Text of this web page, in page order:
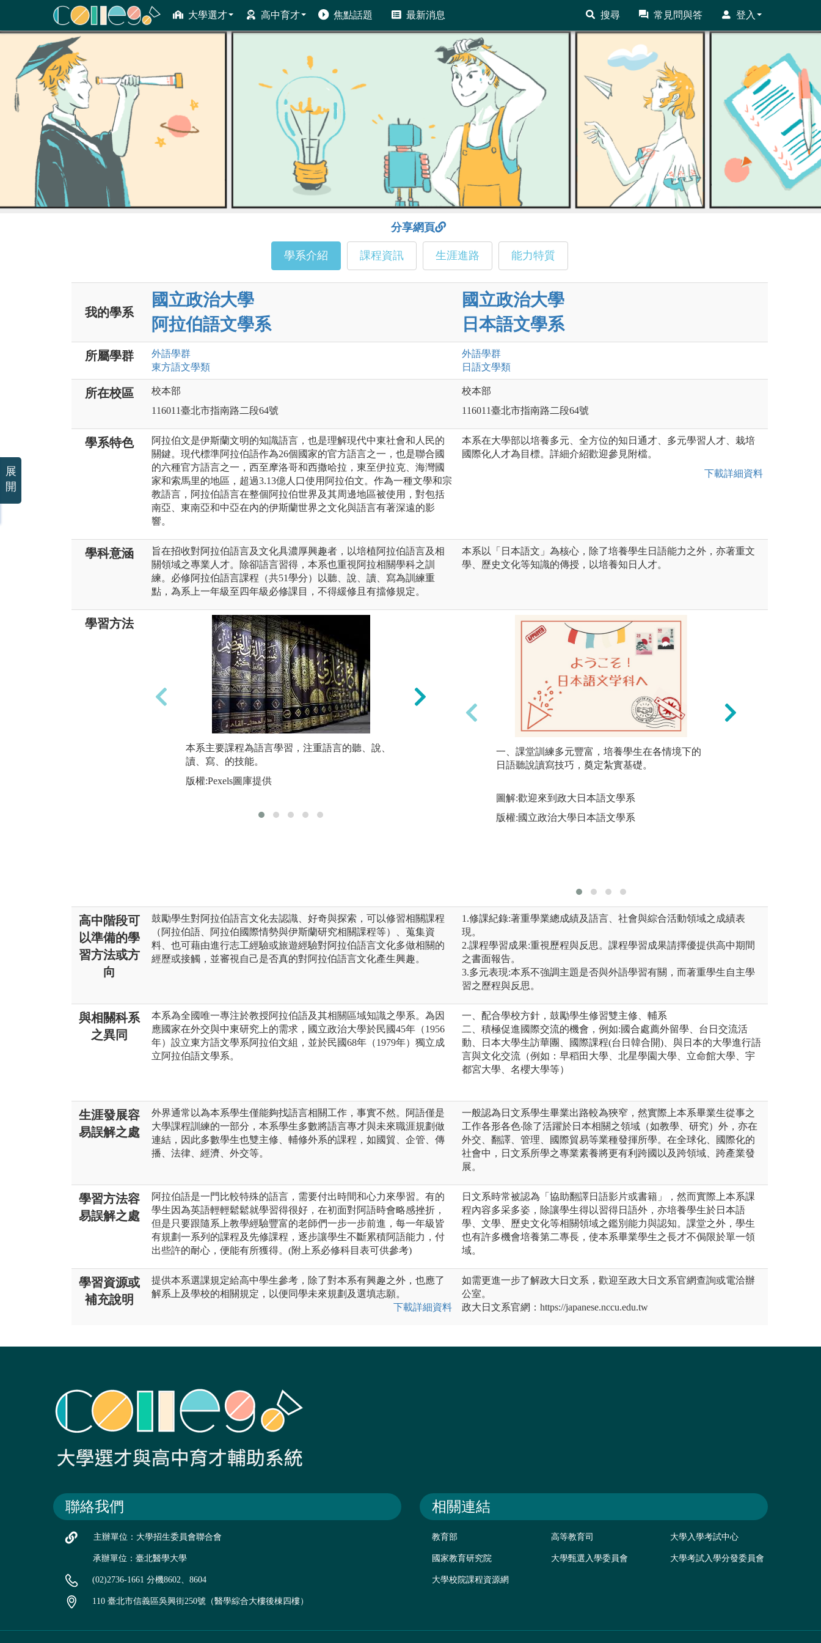
大學選才 高中育才 焦點話題 最新消息 搜尋 常見問與答 登入
ColleGo! 大學選才與高中育才輔助系統
分享網頁
學系介紹 課程資訊 生涯進路 能力特質
我的學系
國立政治大學
阿拉伯語文學系
國立政治大學
日本語文學系
所屬學群 外語學群
東方語文學類
外語學群
日語文學類
所在校區
校本部
116011臺北市指南路二段64號
校本部
116011臺北市指南路二段64號
學系特色
阿拉伯文是伊斯蘭文明的知識語言，也是理解現代中東社會和人民的
關鍵。現代標準阿拉伯語作為26個國家的官方語言之一，也是聯合國
的六種官方語言之一，西至摩洛哥和西撒哈拉，東至伊拉克、海灣國
家和索馬里的地區，超過3.13億人口使用阿拉伯文。作為一種文學和宗
教語言，阿拉伯語言在整個阿拉伯世界及其周邊地區被使用，對包括
南亞、東南亞和中亞在內的伊斯蘭世界之文化與語言有著深遠的影
響。
本系在大學部以培養多元、全方位的知日通才、多元學習人才、栽培
國際化人才為目標。詳細介紹歡迎參見附檔。
下載詳細資料
學科意涵
旨在招收對阿拉伯語言及文化具濃厚興趣者，以培植阿拉伯語言及相
關領域之專業人才。除卻語言習得，本系也重視阿拉相關學科之訓
練。必修阿拉伯語言課程（共51學分）以聽、說、讀、寫為訓練重
點，為系上一年級至四年級必修課目，不得緩修且有擋修規定。
本系以「日本語文」為核心，除了培養學生日語能力之外，亦著重文
學、歷史文化等知識的傳授，以培養知日人才。
學習方法
本系主要課程為語言學習，注重語言的聽、說、
讀、寫、的技能。
版權:Pexels圖庫提供
阿拉伯語言課程（以聽、說、讀、寫為訓練重
點）為系上一年級至四年級必修課目（共51學
版權:Pexels圖庫提供
一、課堂訓練多元豐富，培養學生在各情境下的
日語聽說讀寫技巧，奠定紮實基礎。
圖解:歡迎來到政大日本語文學系
版權:國立政治大學日本語文學系
高中階段可
以準備的學
習方法或方
向
鼓勵學生對阿拉伯語言文化去認識、好奇與探索，可以修習相關課程
（阿拉伯語、阿拉伯國際情勢與伊斯蘭研究相關課程等）、蒐集資
料、也可藉由進行志工經驗或旅遊經驗對阿拉伯語言文化多做相關的
經歷或接觸，並審視自己是否真的對阿拉伯語言文化產生興趣。
1.修課紀錄:著重學業總成績及語言、社會與綜合活動領域之成績表
現。
2.課程學習成果:重視歷程與反思。課程學習成果請擇優提供高中期間
之書面報告。
3.多元表現:本系不強調主題是否與外語學習有關，而著重學生自主學
習之歷程與反思。
與相關科系
之異同
本系為全國唯一專注於教授阿拉伯語及其相關區域知識之學系。為因
應國家在外交與中東研究上的需求，國立政治大學於民國45年（1956
年）設立東方語文學系阿拉伯文組，並於民國68年（1979年）獨立成
立阿拉伯語文學系。
一、配合學校方針，鼓勵學生修習雙主修、輔系
二、積極促進國際交流的機會，例如:國合處薦外留學、台日交流活
動、日本大學生訪華團、國際課程(台日韓合開)、與日本的大學進行語
言與文化交流（例如：早稻田大學、北星學園大學、立命館大學、宇
都宮大學、名櫻大學等）
生涯發展容
易誤解之處
外界通常以為本系學生僅能夠找語言相關工作，事實不然。阿語僅是
大學課程訓練的一部分，本系學生多數將語言專才與未來職涯規劃做
連結，因此多數學生也雙主修、輔修外系的課程，如國貿、企管、傳
播、法律、經濟、外交等。
一般認為日文系學生畢業出路較為狹窄，然實際上本系畢業生從事之
工作各形各色‧除了活躍於日本相關之領域（如教學、研究）外，亦在
外交、翻譯、管理、國際貿易等業種發揮所學。在全球化、國際化的
社會中，日文系所學之專業素養將更有利跨國以及跨領域、跨產業發
展。
學習方法容
易誤解之處
阿拉伯語是一門比較特殊的語言，需要付出時間和心力來學習。有的
學生因為英語輕輕鬆鬆就學習得很好，在初面對阿語時會略感挫折，
但是只要跟隨系上教學經驗豐富的老師們一步一步前進，每一年級皆
有規劃一系列的課程及先修課程，逐步讓學生不斷累積阿語能力，付
出些許的耐心，便能有所獲得。(附上系必修科目表可供參考)
日文系時常被認為「協助翻譯日語影片或書籍」，然而實際上本系課
程內容多采多姿，除讓學生得以習得日語外，亦培養學生於日本語
學、文學、歷史文化等相關領域之鑑別能力與認知。課堂之外，學生
也有許多機會培養第二專長，使本系畢業學生之長才不侷限於單一領
域。
學習資源或
補充說明
提供本系選課規定給高中學生參考，除了對本系有興趣之外，也應了
解系上及學校的相關規定，以便同學未來規劃及選填志願。
下載詳細資料
如需更進一步了解政大日文系，歡迎至政大日文系官網查詢或電洽辦
公室。
政大日文系官網：https://japanese.nccu.edu.tw
聯絡我們
主辦單位：大學招生委員會聯合會
承辦單位：臺北醫學大學
(02)2736-1661 分機8602、8604
110 臺北市信義區吳興街250號（醫學綜合大樓後棟四樓）
相關連結
教育部 高等教育司 大學入學考試中心
國家教育研究院 大學甄選入學委員會 大學考試入學分發委員會
大學校院課程資源網
展
開